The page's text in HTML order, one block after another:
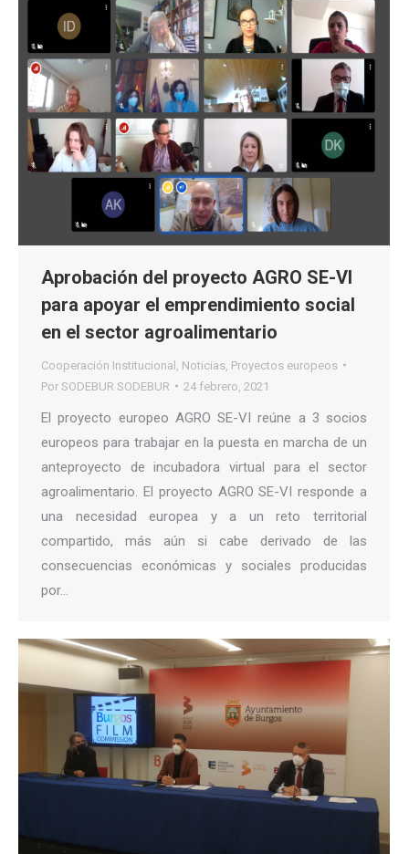
Aprobación del proyecto AGRO SE-VI
para apoyar el emprendimiento social
en el sector agroalimentario
Cooperación Institucional Noticias Proyectos europeos
Por SODEBUR SODEBUR 24 febrero, 2021
El proyecto europeo AGRO SE-VI reúne a 3 socios
europeos para trabajar en la puesta en marcha de un
anteproyecto de incubadora virtual para el sector
agroalimentario. El proyecto AGRO SE-VI responde a
una necesidad europea y a un reto territorial
compartido, más aún si cabe derivado de las
consecuencias económicas y sociales producidas
por…